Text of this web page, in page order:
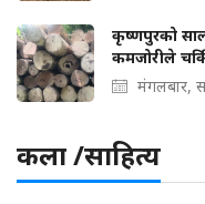
कृष्णपुरको साल
कमजोरीले
मंगलबार,
कला /साहित्य